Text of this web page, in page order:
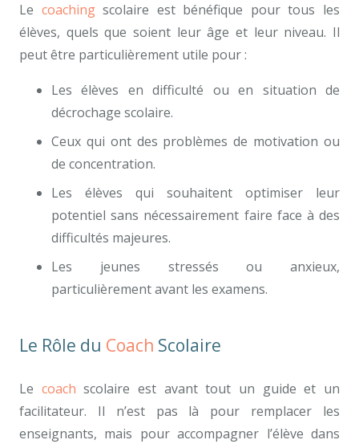
Le coachingscolaire est bénéfique pour tous les
élèves, quels que soient leur âge et leur niveau. Il
peut être particulièrement utile pour :
Les élèves en difficulté ou en situation de
décrochage scolaire.
Ceux qui ont des problèmes de motivation ou
de concentration.
Les élèves qui souhaitent optimiser leur
potentiel sans nécessairement faire face à des
difficultés majeures.
Les jeunes stressés ou anxieux,
particulièrement avant les examens.
Le Rôle du Coach Scolaire
Le coach scolaire est avant tout un guide et un
facilitateur. Il n’est pas là pour remplacer les
enseignants, mais pour accompagner l’élève dans